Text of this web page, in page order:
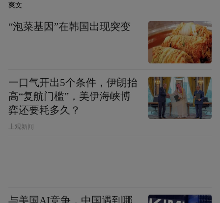
爽文
“泡菜基因”在韩国出现突变
一口气开出5个条件，伊朗抬
高“复航门槛”，美伊海峡博
弈还要耗多久？
上观新闻
与美国AI竞争，中国遇到哪